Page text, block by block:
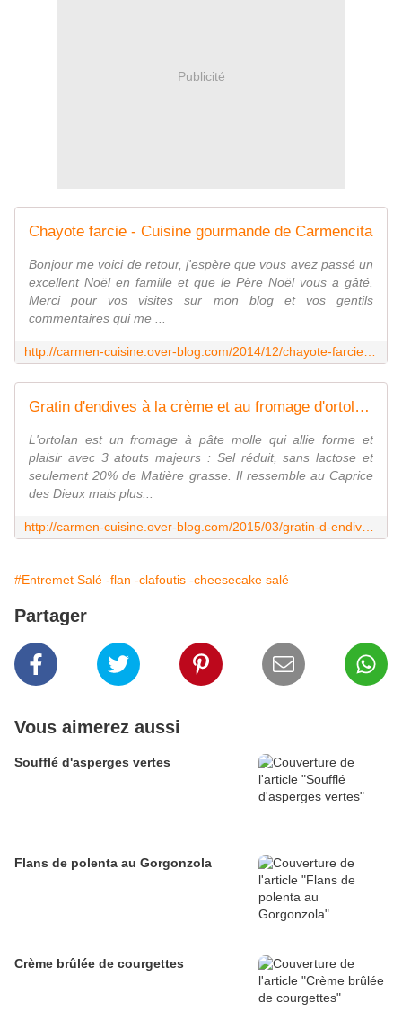
Publicité
Chayote farcie - Cuisine gourmande de Carmencita
Bonjour me voici de retour, j'espère que vous avez passé un
excellent Noël en famille et que le Père Noël vous a gâté.
Merci pour vos visites sur mon blog et vos gentils
commentaires qui me ...
Gratin d'endives à la crème et au fromage d'ortolan - Cuisine gourmande de Carmencita
L'ortolan est un fromage à pâte molle qui allie forme et
plaisir avec 3 atouts majeurs : Sel réduit, sans lactose et
seulement 20% de Matière grasse. Il ressemble au Caprice
des Dieux mais plus...
#Entremet Salé -flan -clafoutis -cheesecake salé
Partager
Vous aimerez aussi
Soufflé d'asperges vertes
Flans de polenta au Gorgonzola
Crème brûlée de courgettes